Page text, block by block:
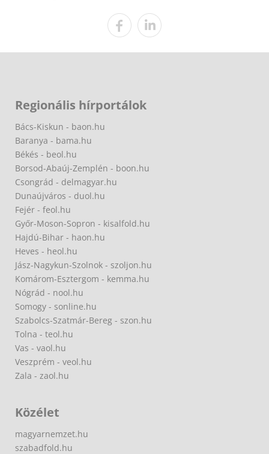
Regionális hírportálok
Bács-Kiskun - baon.hu
Baranya - bama.hu
Békés - beol.hu
Borsod-Abaúj-Zemplén - boon.hu
Csongrád - delmagyar.hu
Dunaújváros - duol.hu
Fejér - feol.hu
Győr-Moson-Sopron - kisalfold.hu
Hajdú-Bihar - haon.hu
Heves - heol.hu
Jász-Nagykun-Szolnok - szoljon.hu
Komárom-Esztergom - kemma.hu
Nógrád - nool.hu
Somogy - sonline.hu
Szabolcs-Szatmár-Bereg - szon.hu
Tolna - teol.hu
Vas - vaol.hu
Veszprém - veol.hu
Zala - zaol.hu
Közélet
magyarnemzet.hu
szabadfold.hu